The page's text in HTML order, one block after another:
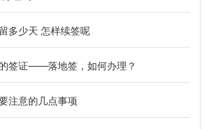
多少天 怎样续签呢
签证——落地签，如何办理？
注意的几点事项